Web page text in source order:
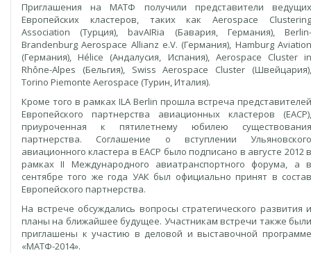
Приглашения на МАТФ получили представители ведущих
Европейских кластеров, таких как Aerospace Clustering
Association (Турция), bavAIRia (Бавария, Германия), Berlin-
Brandenburg Aerospace Allianz e.V. (Германия), Hamburg Aviation
(Германия), Hélice (Андалусия, Испания), Aerospace Cluster in
Rhône-Alpes (Бельгия), Swiss Aerospace Cluster (Швейцария),
Torino Piemonte Aerospace (Турин, Италия).
Кроме того в рамках ILA Berlin прошла встреча представителей
Европейского партнерства авиационных кластеров (EACP),
приуроченная к пятилетнему юбилею существования
партнерства. Соглашение о вступлении Ульяновского
авиационного кластера в EACP было подписано в августе 2012 в
рамках II Международного авиатранспортного форума, а в
сентябре того же года УАК был официально принят в состав
Европейского партнерства.
На встрече обсуждались вопросы стратегического развития и
планы на ближайшее будущее. Участникам встречи также были
приглашены к участию в деловой и выставочной программе
«МАТФ-2014».